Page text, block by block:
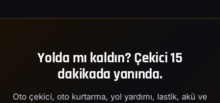
Yolda mı kaldın? Çekici 15
dakikada yanında.
Oto çekici, oto kurtarma, yol yardımı, lastik, akü ve